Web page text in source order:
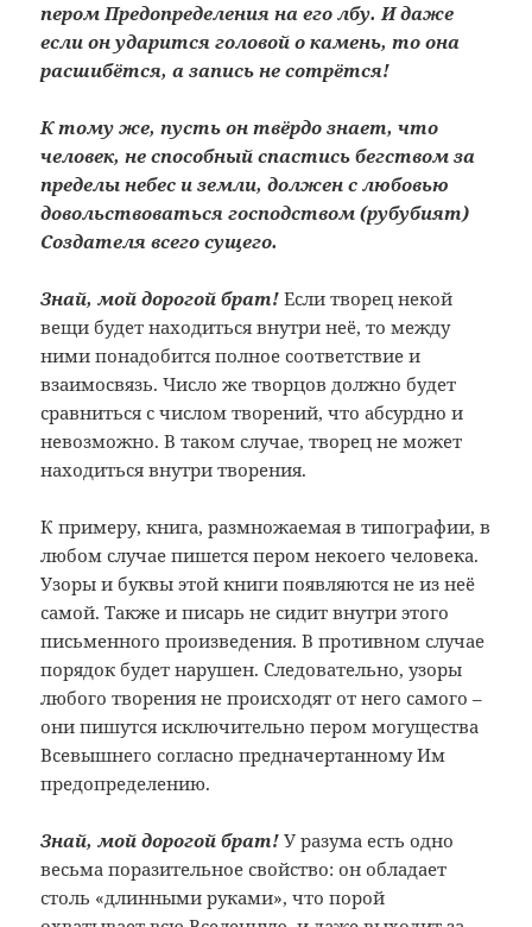
пером Предопределения на его лбу. И даже
если он ударится головой о камень, то она
расшибётся, а запись не сотрётся!
К тому же, пусть он твёрдо знает, что
человек, не способный спастись бегством за
пределы небес и земли, должен с любовью
довольствоваться господством (рубубият)
Создателя всего сущего.
Знай, мой дорогой брат! Если творец некой
вещи будет находиться внутри неё, то между
ними понадобится полное соответствие и
взаимосвязь. Число же творцов должно будет
сравниться с числом творений, что абсурдно и
невозможно. В таком случае, творец не может
находиться внутри творения.
К примеру, книга, размножаемая в типографии, в
любом случае пишется пером некоего человека.
Узоры и буквы этой книги появляются не из неё
самой. Также и писарь не сидит внутри этого
письменного произведения. В противном случае
порядок будет нарушен. Следовательно, узоры
любого творения не происходят от него самого –
они пишутся исключительно пером могущества
Всевышнего согласно предначертанному Им
предопределению.
Знай, мой дорогой брат!У разума есть одно
весьма поразительное свойство: он обладает
столь «длинными руками», что порой